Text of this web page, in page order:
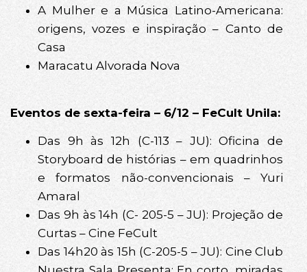
A Mulher e a Música Latino-Americana:
origens, vozes e inspiração – Canto de
Casa
Maracatu Alvorada Nova
Eventos de sexta-feira – 6/12 – FeCult Unila:
Das 9h às 12h (C-113 – JU): Oficina de
Storyboard de histórias – em quadrinhos
e formatos não-convencionais – Yuri
Amaral
Das 9h às 14h (C- 205-5 – JU): Projeção de
Curtas – Cine FeCult
Das 14h20 às 15h (C-205-5 – JU): Cine Club